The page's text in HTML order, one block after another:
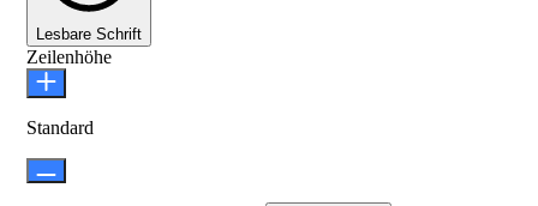
Lesbare Schrift
Zeilenhöhe
Standard